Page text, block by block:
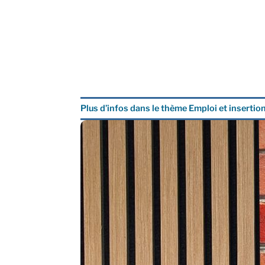
Plus d’infos dans le thème Emploi et